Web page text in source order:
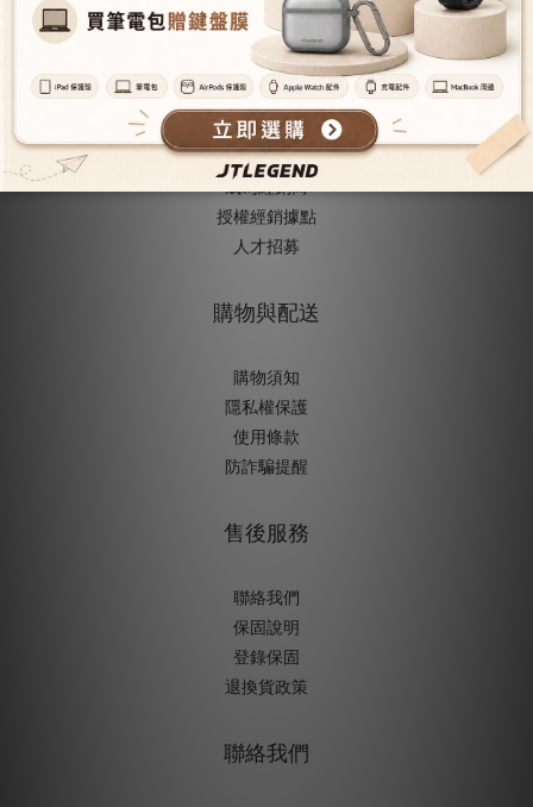
關於JTLEGEND
成為VIP會員
型號導覽
會員推薦機制
授權經銷據點
人才招募
購物與配送
購物須知
隱私權保護
使用條款
防詐騙提醒
售後服務
聯絡我們
保固說明
登錄保固
退換貨政策
聯絡我們